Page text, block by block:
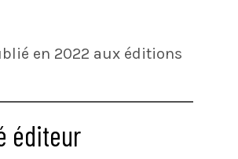
en 2022 aux éditions
éditeur